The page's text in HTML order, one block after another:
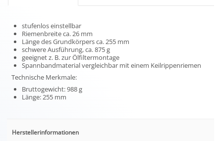
stufenlos einstellbar
Riemenbreite ca. 26 mm
Länge des Grundkörpers ca. 255 mm
schwere Ausführung, ca. 875 g
geeignet z. B. zur Ölfiltermontage
Spannbandmaterial vergleichbar mit einem Keilrippenriemen
Technische Merkmale:
Bruttogewicht: 988 g
Länge: 255 mm
Herstellerinformationen